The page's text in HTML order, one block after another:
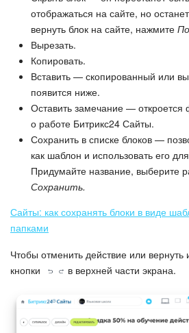
отображаться на сайте, но
вернуть блок на сайте, нажмите
Вырезать.
Копировать.
Вставить — скопированный или
появится ниже.
Оставить замечание — откроется
о работе Битрикс24 Сайты.
Сохранить в списке блоков —
как шаблон и использовать его
Придумайте название, выберите
Сохранить.
Сайты: как сохранять блоки в виде
папками
Чтобы отменить действие или вернуть
кнопки
в верхней части экрана.